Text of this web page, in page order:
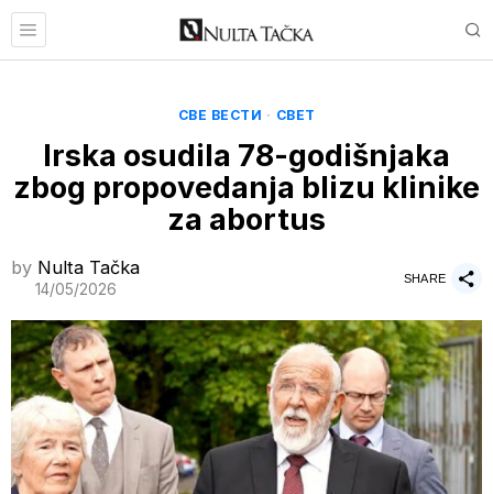
СВЕ ВЕСТИ · СВЕТ
Irska osudila 78-godišnjaka
zbog propovedanja blizu klinike
za abortus
by Nulta Tačka
14/05/2026
SHARE